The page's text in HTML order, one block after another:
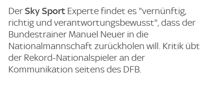
DerSky Sport Experte findet es "vernünftig,
richtig und verantwortungsbewusst", dass der
Bundestrainer Manuel Neuer in die
Nationalmannschaft zurückholen will. Kritik übt
der Rekord-Nationalspieler an der
Kommunikation seitens des DFB.